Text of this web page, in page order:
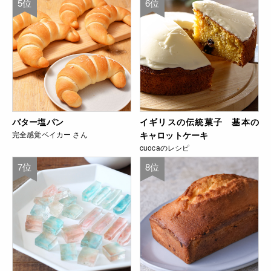
バター塩パン
完全感覚ベイカー さん
イギリスの伝統菓子 基本の
キャロットケーキ
cuocaのレシピ
7位 8位